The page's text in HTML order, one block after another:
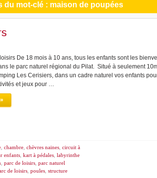
du mot-clé : maison de poupées
De 18 mois à 10 ans, tous les enfants sont les
le parc naturel régional du Pilat. Situé à seulement
Les Cerisiers, dans un cadre naturel vos enfants
et jeux pour …
chambre chèvres naines circuit à
enfants kart à pédales labyrinthe
parc de loisirs parc naturel
de loisirs poules structure